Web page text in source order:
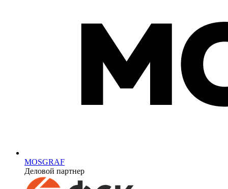
MOSGRAF
Деловой партнер